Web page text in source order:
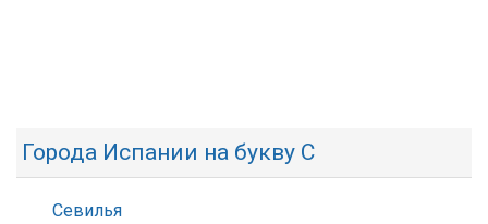
Города Испании на букву С
Севилья